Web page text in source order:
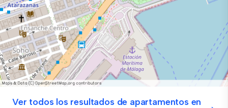
Ver todos los resultados de apartamentos en